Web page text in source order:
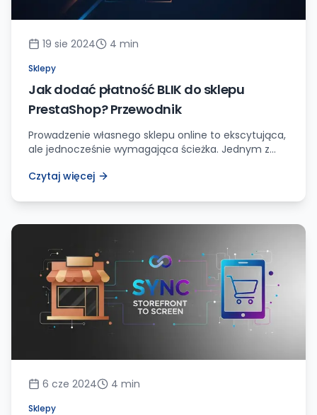
19 sie 2024 4 min
Sklepy
Jak dodać płatność BLIK do sklepu
PrestaShop? Przewodnik
Prowadzenie własnego sklepu online to ekscytująca,
ale jednocześnie wymagająca ścieżka. Jednym z
klientom wygodnych i bezpiecznych metod
mobilnych, integracja rozwiązania BLIK może być
korzyści płatności BLIK w Twoim sklepie PrestaShop
Wprowadzenie BLIK-a do Twojego […]
Czytaj więcej
6 cze 2024 4 min
Sklepy